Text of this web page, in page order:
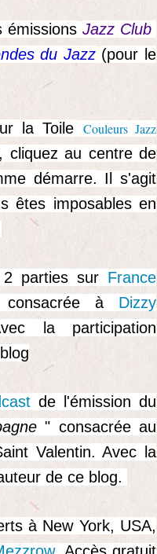
émissions Jazz Club
du Jazz (pour le
la Toile Couleurs Jazz
cliquez au centre de
démarre. Il s'agit
êtes imposables en
parties sur France
à Dizzy
la participation
de l'émission du
" consacrée au
Valentin. Avec la
de ce blog.
à New York, USA,